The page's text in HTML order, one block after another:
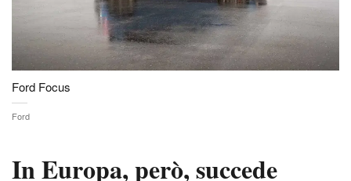
Ford Focus
Ford
In Europa, però, succede